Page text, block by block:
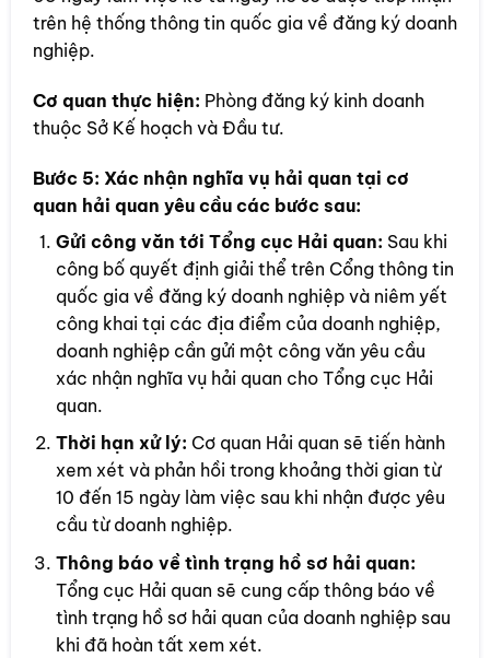
trên hệ thống thông tin quốc gia về đăng ký doanh
nghiệp.
Cơ quan thực hiện: Phòng đăng ký kinh doanh
thuộc Sở Kế hoạch và Đầu tư.
Bước 5: Xác nhận nghĩa vụ hải quan tại cơ
quan hải quan yêu cầu các bước sau:
Gửi công văn tới Tổng cục Hải quan: Sau khi
công bố quyết định giải thể trên Cổng thông tin
quốc gia về đăng ký doanh nghiệp và niêm yết
công khai tại các địa điểm của doanh nghiệp,
doanh nghiệp cần gửi một công văn yêu cầu
xác nhận nghĩa vụ hải quan cho Tổng cục Hải
quan.
Thời hạn xử lý: Cơ quan Hải quan sẽ tiến hành
xem xét và phản hồi trong khoảng thời gian từ
10 đến 15 ngày làm việc sau khi nhận được yêu
cầu từ doanh nghiệp.
Thông báo về tình trạng hồ sơ hải quan:
Tổng cục Hải quan sẽ cung cấp thông báo về
tình trạng hồ sơ hải quan của doanh nghiệp sau
khi đã hoàn tất xem xét.